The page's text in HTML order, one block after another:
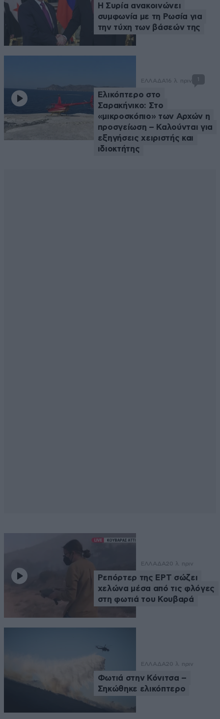
Η Συρία ανακοινώνει
συμφωνία με τη Ρωσία για
την τύχη των βάσεών της
ΕΛΛΑΔΑ 16 λ. πριν 1
Ελικόπτερο στο
Σαρακήνικο: Στο
«μικροσκόπιο» των Αρχών η
προσγείωση – Καλούνται για
εξηγήσεις χειριστής και
ιδιοκτήτης
ΕΛΛΑΔΑ20 λ. πριν
Ρεπόρτερ της ΕΡΤ σώζει
χελώνα μέσα από τις φλόγες
στη φωτιά του Κουβαρά
ΕΛΛΑΔΑ20 λ. πριν
Φωτιά στην Κόνιτσα –
Σηκώθηκε ελικόπτερο